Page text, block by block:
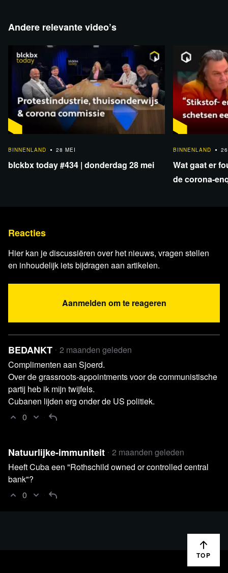
Andere relevante video’s
BINNENLAND
28 MEI
blckbx today #434 | donderdag 28 mei
BINNENLAND
Wat gaat er
de corona-
Reacties
Hier kan je discussiëren over het nieuws, vragen stellen
en inhoudelijk iets bijdragen aan artikelen.
Aanmelden om te reageren
BEDANKT
2 maanden geleden
Complimenten aan Sjoerd.
Over de grassroots-appointments voor de communistische
partij heb ik mijn twijfels.
Cubanen lijden erg onder de US politiek.
0
Natuurlijke-immuniteit
2 maanden geleden
Heeft Cuba een "Rothschild owned or controlled central
bank"?
0
TOP